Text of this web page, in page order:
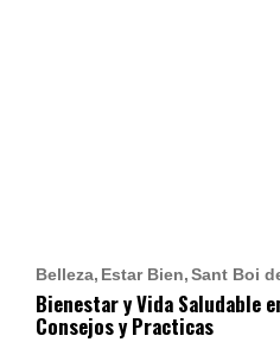
Belleza Estar Bien Sant Boi
Bienestar y Vida Saludable
Consejos y Practicas